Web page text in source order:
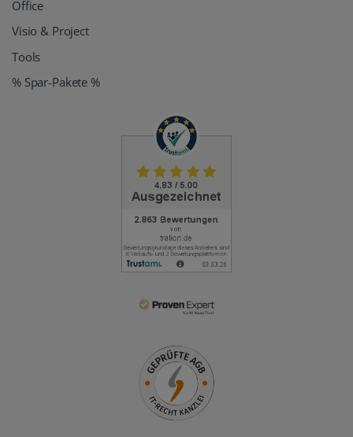
Office
Visio & Project
Tools
% Spar-Pakete %